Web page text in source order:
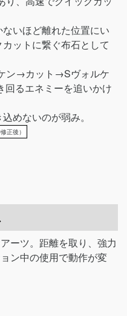
いほど離れた位置にい
ットに繋ぐ布石として
ン→カット→Sヴォルケ
るエネミーを追いかけ
めないのが弱み。
正後）
ーツ。距離を取り、強力
ン中の使用で動作が変